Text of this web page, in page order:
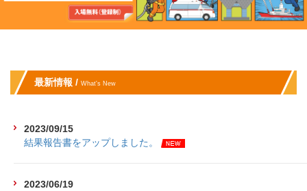
最新情報 / What's New
2023/09/15
結果報告書をアップしました。
2023/06/19